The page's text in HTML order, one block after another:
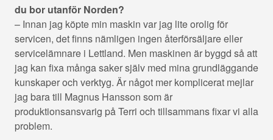
du bor utanför Norden?
– Innan jag köpte min maskin var jag lite orolig för
servicen, det finns nämligen ingen återförsäljare eller
servicelämnare i Lettland. Men maskinen är byggd så att
jag kan fixa många saker själv med mina grundläggande
kunskaper och verktyg. Är något mer komplicerat mejlar
jag bara till Magnus Hansson som är
produktionsansvarig på Terri och tillsammans fixar vi alla
problem.